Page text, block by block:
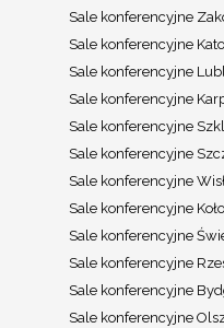
Sale konferencyjne
Sale konferencyjne
Sale konferencyjne
Sale konferencyjne
Sale konferencyjne
Sale konferencyjne
Sale konferencyjne
Sale konferencyjne
Sale konferencyjne
Sale konferencyjne
Sale konferencyjne
Sale konferencyjne